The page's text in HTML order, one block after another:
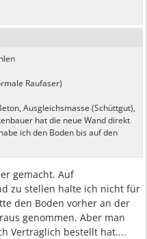
Raufaser)
Ausgleichsmasse (Schüttgut),
hat die neue Wand direkt
ich den Boden bis auf den
gemacht. Auf
zu stellen halte ich nicht für
den Boden vorher an der
genommen. Aber man
Vertraglich bestellt hat....